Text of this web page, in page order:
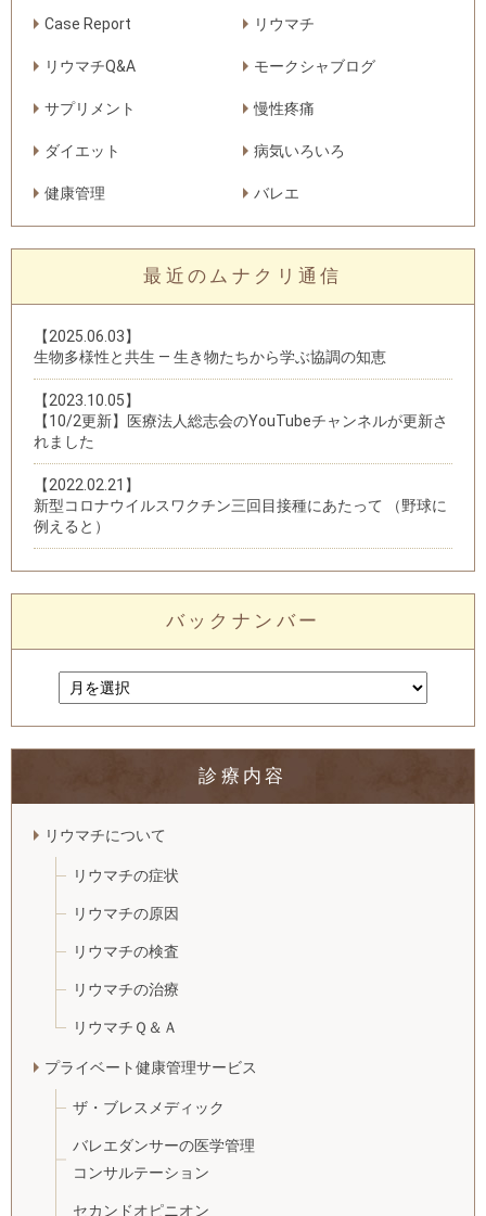
Case Report リウマチ
リウマチQ&A モークシャブログ
サプリメント 慢性疼痛
ダイエット 病気いろいろ
健康管理 バレエ
最近のムナクリ通信
【2025.06.03】
生物多様性と共生 — 生き物たちから学ぶ協調の知恵
【2023.10.05】
【10/2更新】医療法人総志会のYouTubeチャンネルが更新さ
れました
【2022.02.21】
新型コロナウイルスワクチン三回目接種にあたって （野球に
例えると）
バックナンバー
診療内容
リウマチについて
リウマチの症状
リウマチの原因
リウマチの検査
リウマチの治療
リウマチＱ＆Ａ
プライベート健康管理サービス
ザ・ブレスメディック
バレエダンサーの医学管理
コンサルテーション
セカンドオピニオン